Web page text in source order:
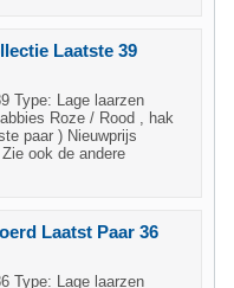
Laatste 39
Type: Lage laarzen
Roze / Rood , hak
paar ) Nieuwprijs
ook de andere
Laatst Paar 36
Type: Lage laarzen